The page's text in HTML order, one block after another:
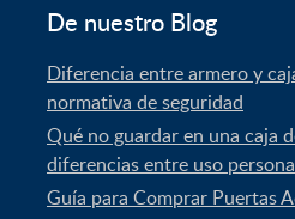
De nuestro Blog
Diferencia entre armero y
normativa de seguridad
Qué no guardar en una caja
diferencias entre uso
Guía para Comprar Puertas